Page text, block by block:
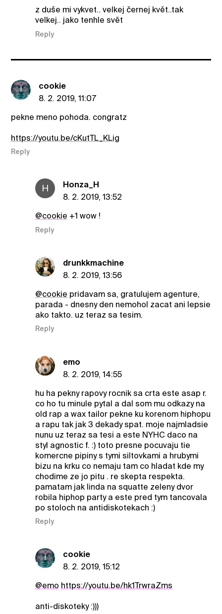
z duše mi vykvet.. velkej černej květ..tak
velkej.. jako tenhle svět
Reply
cookie
8. 2. 2019, 11:07
pekne meno pohoda. congratz
https://youtu.be/cKutTL_KLig
Reply
H
Honza_H
8. 2. 2019, 13:52
@cookie +1 wow !
Reply
drunkkmachine
8. 2. 2019, 13:56
@cookie pridavam sa, gratulujem agenture,
parada - dnesny den nemohol zacat ani lepsie
ako takto. uz teraz sa tesim.
Reply
emo
8. 2. 2019, 14:55
hu ha pekny rapovy rocnik sa crta este asap r.
co ho tu minule pytal a dal som mu odkazy na
old rap a wax tailor pekne ku korenom hiphopu
a rapu tak jak 3 dekady spat. moje najmladsie
nunu uz teraz sa tesi a este NYHC daco na
styl agnostic f. :) toto presne pocuvaju tie
komercne pipiny s tymi siltovkami a hrubymi
bizu na krku co nemaju tam co hladat kde my
chodime ze jo pitu . re skepta respekta.
pamatam jak linda na squatte zeleny dvor
robila hiphop party a este pred tym tancovala
po stoloch na antidiskotekach :)
Reply
cookie
8. 2. 2019, 15:12
@emo https://youtu.be/hk1TrwraZms
anti-diskoteky :)))